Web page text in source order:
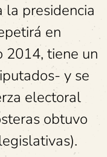
la presidencia
en
2014, tiene un
y se
electoral
obtuvo